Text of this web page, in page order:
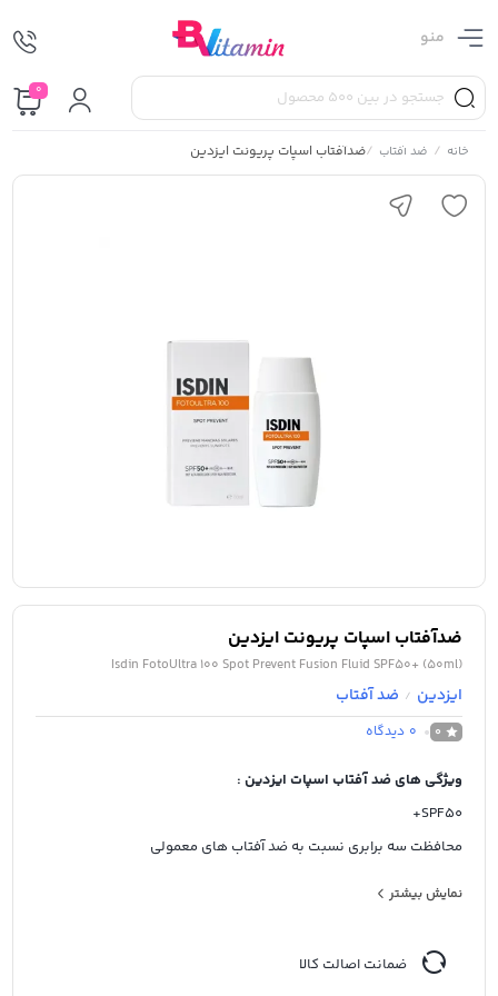
منو
0
خانه / ضد آفتاب /ضدآفتاب اسپات پریونت ایزدین
ضدآفتاب اسپات پریونت ایزدین
Isdin FotoUltra 100 Spot Prevent Fusion Fluid SPF50+ (50ml)
ایزدین / ضد آفتاب
0
0 دیدگاه
ویژگی های ضد آفتاب اسپات ایزدین :
SPF50+
محافظت سه برابری نسبت به ضد آفتاب های معمولی
مرطوب کننده
افزایش خاصیت ارتجاعی پوست
نمایش بیشتر
ضمانت اصالت کالا